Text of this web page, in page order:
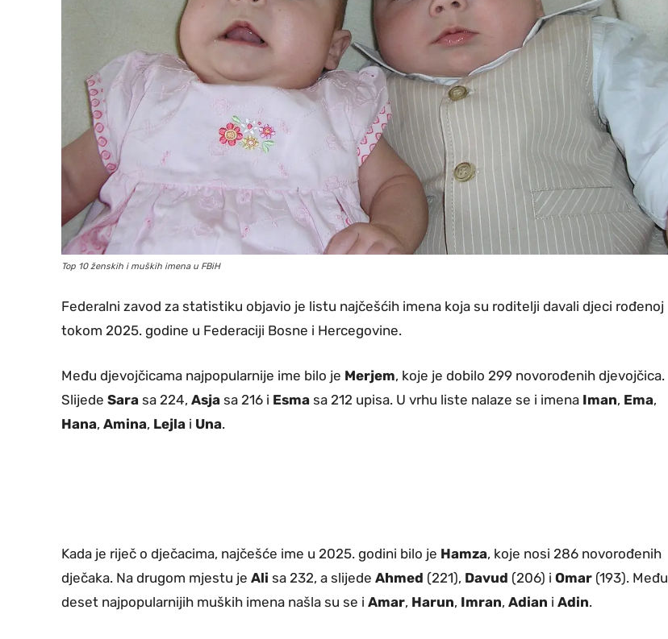
Top 10 ženskih i muških imena u FBiH
Federalni zavod za statistiku objavio je listu najčešćih imena koja su roditelji davali djeci rođenoj
tokom 2025. godine u Federaciji Bosne i Hercegovine.
Među djevojčicama najpopularnije ime bilo je Merjem, koje je dobilo 299 novorođenih djevojčica.
Slijede Sara sa 224, Asja sa 216 i Esma sa 212 upisa. U vrhu liste nalaze se i imena Iman, Ema,
Hana, Amina, Lejla i Una.
Kada je riječ o dječacima, najčešće ime u 2025. godini bilo je Hamza, koje nosi 286 novorođenih
dječaka. Na drugom mjestu je Ali sa 232, a slijede Ahmed (221), Davud (206) i Omar (193). Među
deset najpopularnijih muških imena našla su se i Amar, Harun, Imran, Adian i Adin.